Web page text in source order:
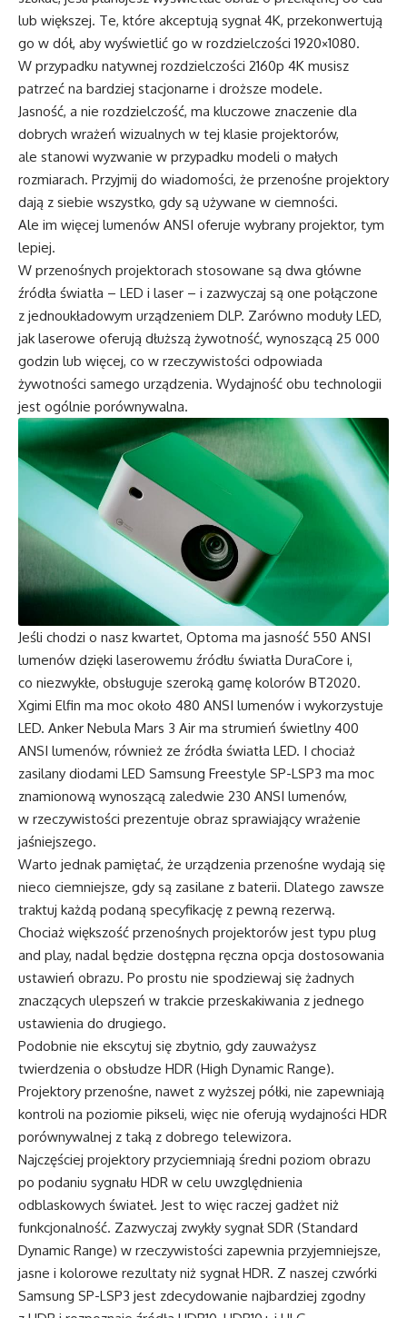
lub większej. Te, które akceptują sygnał 4K, przekonwertują
go w dół, aby wyświetlić go w rozdzielczości 1920×1080.
W przypadku natywnej rozdzielczości 2160p 4K musisz
patrzeć na bardziej stacjonarne i droższe modele.
Jasność, a nie rozdzielczość, ma kluczowe znaczenie dla
dobrych wrażeń wizualnych w tej klasie projektorów,
ale stanowi wyzwanie w przypadku modeli o małych
rozmiarach. Przyjmij do wiadomości, że przenośne projektory
dają z siebie wszystko, gdy są używane w ciemności.
Ale im więcej lumenów ANSI oferuje wybrany projektor, tym
lepiej.
W przenośnych projektorach stosowane są dwa główne
źródła światła – LED i laser – i zazwyczaj są one połączone
z jednoukładowym urządzeniem DLP. Zarówno moduły LED,
jak laserowe oferują dłuższą żywotność, wynoszącą 25 000
godzin lub więcej, co w rzeczywistości odpowiada
żywotności samego urządzenia. Wydajność obu technologii
jest ogólnie porównywalna.
Jeśli chodzi o nasz kwartet, Optoma ma jasność 550 ANSI
lumenów dzięki laserowemu źródłu światła DuraCore i,
co niezwykłe, obsługuje szeroką gamę kolorów BT2020.
Xgimi Elfin ma moc około 480 ANSI lumenów i wykorzystuje
LED. Anker Nebula Mars 3 Air ma strumień świetlny 400
ANSI lumenów, również ze źródła światła LED. I chociaż
zasilany diodami LED Samsung Freestyle SP-LSP3 ma moc
znamionową wynoszącą zaledwie 230 ANSI lumenów,
w rzeczywistości prezentuje obraz sprawiający wrażenie
jaśniejszego.
Warto jednak pamiętać, że urządzenia przenośne wydają się
nieco ciemniejsze, gdy są zasilane z baterii. Dlatego zawsze
traktuj każdą podaną specyfikację z pewną rezerwą.
Chociaż większość przenośnych projektorów jest typu plug
and play, nadal będzie dostępna ręczna opcja dostosowania
ustawień obrazu. Po prostu nie spodziewaj się żadnych
znaczących ulepszeń w trakcie przeskakiwania z jednego
ustawienia do drugiego.
Podobnie nie ekscytuj się zbytnio, gdy zauważysz
twierdzenia o obsłudze HDR (High Dynamic Range).
Projektory przenośne, nawet z wyższej półki, nie zapewniają
kontroli na poziomie pikseli, więc nie oferują wydajności HDR
porównywalnej z taką z dobrego telewizora.
Najczęściej projektory przyciemniają średni poziom obrazu
po podaniu sygnału HDR w celu uwzględnienia
odblaskowych świateł. Jest to więc raczej gadżet niż
funkcjonalność. Zazwyczaj zwykły sygnał SDR (Standard
Dynamic Range) w rzeczywistości zapewnia przyjemniejsze,
jasne i kolorowe rezultaty niż sygnał HDR. Z naszej czwórki
Samsung SP-LSP3 jest zdecydowanie najbardziej zgodny